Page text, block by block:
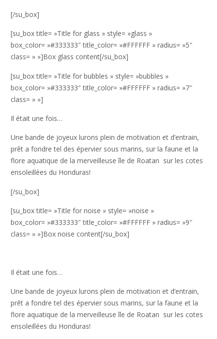
[/su_box]
[su_box title= »Title for glass » style= »glass »
box_color= »#333333″ title_color= »#FFFFFF » radius= »5″
class= » »]Box glass content[/su_box]
[su_box title= »Title for bubbles » style= »bubbles »
box_color= »#333333″ title_color= »#FFFFFF » radius= »7″
class= » »]
Il était une fois…
Une bande de joyeux lurons plein de motivation et d’entrain,
prêt a fondre tel des épervier sous marins, sur la faune et la
flore aquatique de la merveilleuse île de Roatan sur les cotes
ensoleillées du Honduras!
[/su_box]
[su_box title= »Title for noise » style= »noise »
box_color= »#333333″ title_color= »#FFFFFF » radius= »9″
class= » »]Box noise content[/su_box]
Il était une fois…
Une bande de joyeux lurons plein de motivation et d’entrain,
prêt a fondre tel des épervier sous marins, sur la faune et la
flore aquatique de la merveilleuse île de Roatan sur les cotes
ensoleillées du Honduras!